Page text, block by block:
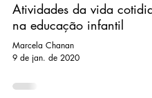
Atividades da vida
na educação infantil
Marcela Chanan
9 de jan. de 2020